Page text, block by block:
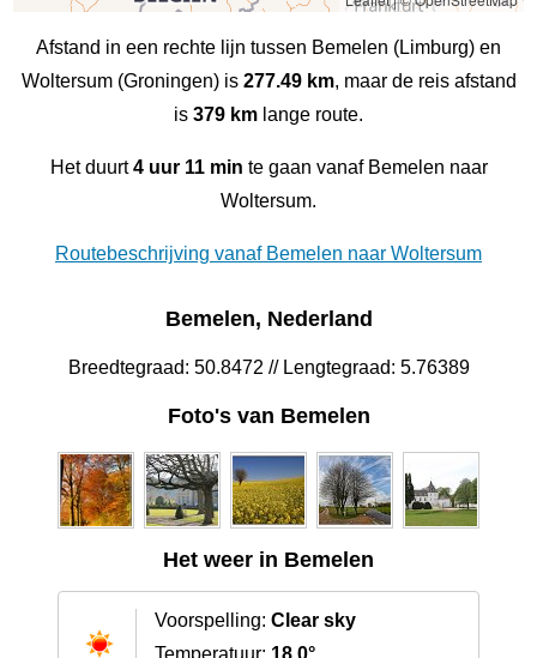
Afstand in een rechte lijn tussen Bemelen (Limburg) en
Woltersum (Groningen) is 277.49 km, maar de reis afstand
is 379 km lange route.
Het duurt4 uur 11 min te gaan vanaf Bemelen naar
Woltersum.
Routebeschrijving vanaf Bemelen naar Woltersum
Bemelen, Nederland
Breedtegraad: 50.8472 // Lengtegraad: 5.76389
Foto's van Bemelen
Het weer in Bemelen
Voorspelling: Clear sky